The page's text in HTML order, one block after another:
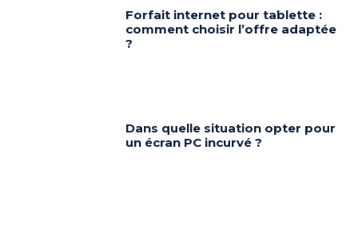
Forfait internet pour tablette :
comment choisir l’offre adaptée
?
Dans quelle situation opter pour
un écran PC incurvé ?